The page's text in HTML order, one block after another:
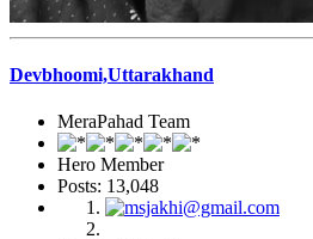
Devbhoomi,Uttarakhand
MeraPahad Team
Hero Member
Posts: 13,048